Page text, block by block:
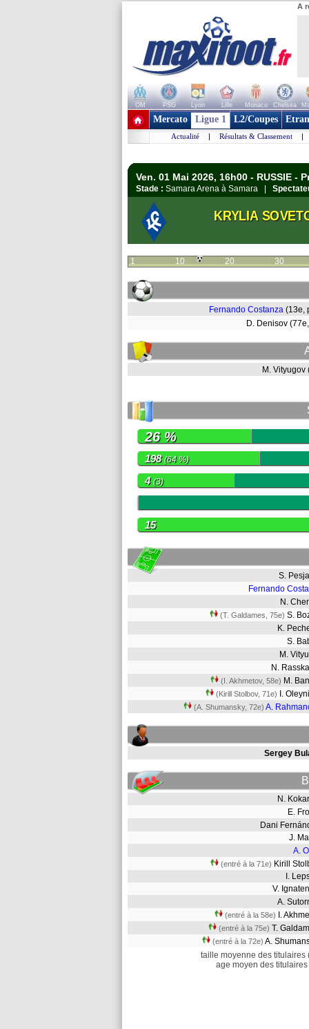
A
OM PSG Lyon Lille Monaco Chelsea
+ de clubs
Mercato Ligue 1 L2/Coupes
Actualité | Résultats & Classement |
Ven. 01 Mai 2026, 16h00 - RUSSIE -
Stade : Samara Arena à Samara |
KRYLIA
1 10 20 30
Fernando Costanza (13e,
D. Denisov
M. Vityugov
26 %
198(64 %)
4 (3)
15
S.
Fernando
N.
(T. Galdames, 75e) S.
K.
S.
M.
N.
(I. Akhmetov, 58e) M.
(Kirill Stolbov, 71e) I.
(A. Shumansky, 72e) A.
Sergey
N.
E.
Dani
J.
A.
(entré à la 71e) Kirill
I.
V.
A.
(entré à la 58e) I.
(entré à la 75e) T.
(entré à la 72e) A.
taille moyenne des titulaires
age moyen des titulaires